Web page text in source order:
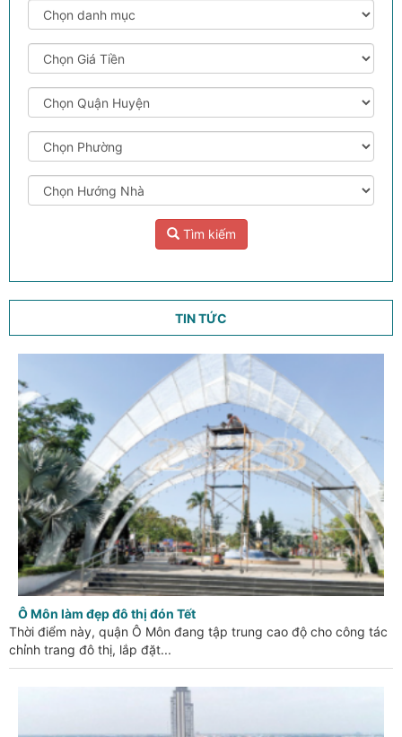
Tìm kiếm
TIN TỨC
Ô Môn làm đẹp đô thị đón Tết
Thời điểm này, quận Ô Môn đang tập trung cao độ cho công tác
chỉnh trang đô thị, lắp đặt...